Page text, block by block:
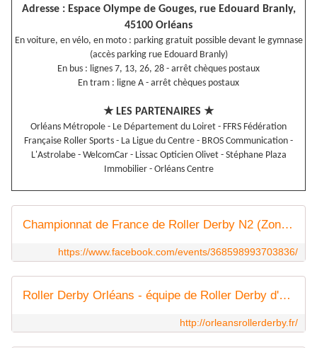
Adresse : Espace Olympe de Gouges, rue Edouard Branly,
45100 Orléans
En voiture, en vélo, en moto : parking gratuit possible devant le gymnase
(accès parking rue Edouard Branly)
En bus : lignes 7, 13, 26, 28 - arrêt chèques postaux
En tram : ligne A - arrêt chèques postaux
★LES PARTENAIRES ★
Orléans Métropole - Le Département du Loiret - FFRS Fédération
Française Roller Sports - La Ligue du Centre - BROS Communication -
L'Astrolabe - WelcomCar - Lissac Opticien Olivet - Stéphane Plaza
Immobilier - Orléans Centre
Championnat de France de Roller Derby N2 (Zone 4 étape 2)
https://www.facebook.com/events/368598993703836/
Roller Derby Orléans - équipe de Roller Derby d'Orléans !
http://orleansrollerderby.fr/